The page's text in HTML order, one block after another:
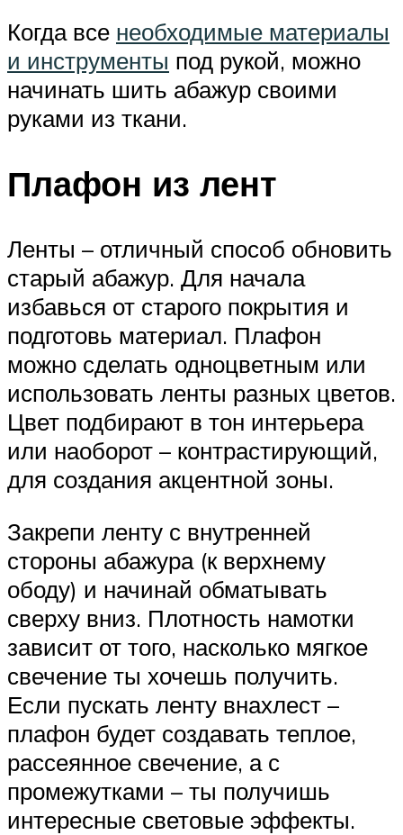
Когда все необходимые материалы
и инструменты под рукой, можно
начинать шить абажур своими
руками из ткани.
Плафон из лент
Ленты – отличный способ обновить
старый абажур. Для начала
избавься от старого покрытия и
подготовь материал. Плафон
можно сделать одноцветным или
использовать ленты разных цветов.
Цвет подбирают в тон интерьера
или наоборот – контрастирующий,
для создания акцентной зоны.
Закрепи ленту с внутренней
стороны абажура (к верхнему
ободу) и начинай обматывать
сверху вниз. Плотность намотки
зависит от того, насколько мягкое
свечение ты хочешь получить.
Если пускать ленту внахлест –
плафон будет создавать теплое,
рассеянное свечение, а с
промежутками – ты получишь
интересные световые эффекты.